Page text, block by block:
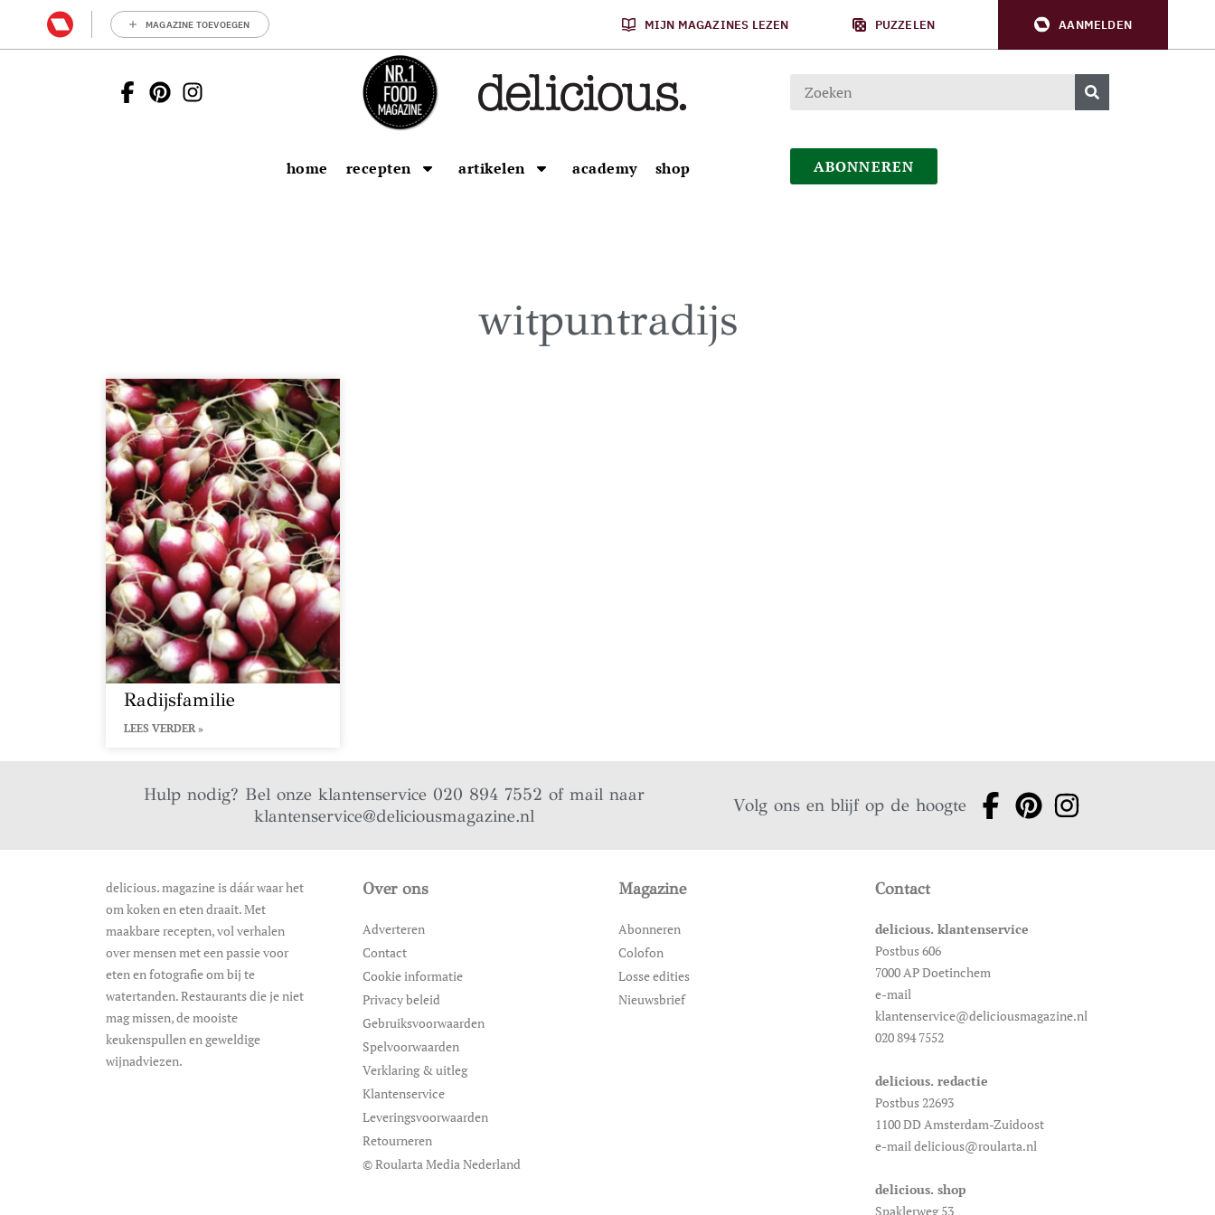
MAGAZINE TOEVOEGEN MIJN MAGAZINES LEZEN PUZZELEN AANMELDEN
home recepten artikelen academy shop ABONNEREN
witpuntradijs
Radijsfamilie
LEES VERDER »
Hulp nodig? Bel onze klantenservice 020 894 7552 of mail naar
klantenservice@deliciousmagazine.nl
Volg ons en blijf op de hoogte
delicious. magazine is dáár waar het
om koken en eten draait. Met
maakbare recepten, vol verhalen
over mensen met een passie voor
eten en fotografie om bij te
watertanden. Restaurants die je niet
mag missen, de mooiste
keukenspullen en geweldige
wijnadviezen.
Over ons
Adverteren
Contact
Cookie informatie
Privacy beleid
Gebruiksvoorwaarden
Spelvoorwaarden
Verklaring & uitleg
Klantenservice
Leveringsvoorwaarden
Retourneren
© Roularta Media Nederland
Magazine
Abonneren
Colofon
Losse edities
Nieuwsbrief
Contact
delicious. klantenservice
Postbus 606
7000 AP Doetinchem
e-mail
klantenservice@deliciousmagazine.nl
020 894 7552
delicious. redactie
Postbus 22693
1100 DD Amsterdam-Zuidoost
e-mail delicious@roularta.nl
delicious. shop
Spaklerweg 53